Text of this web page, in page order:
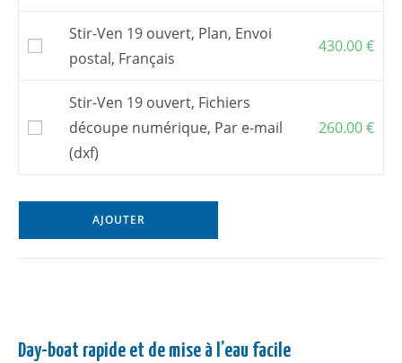
Stir-Ven 19 ouvert, Plan, Envoi
postal, Français
430.00€
Stir-Ven 19 ouvert, Fichiers
découpe numérique, Par e-mail
(dxf)
260.00€
AJOUTER
Day-boat rapide et de mise à l’eau facile